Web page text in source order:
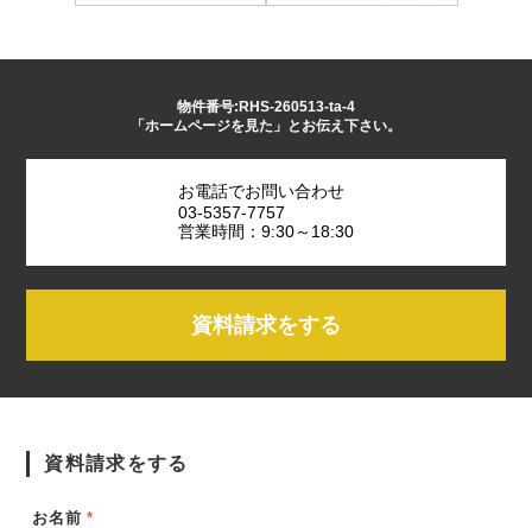
物件番号:RHS-260513-ta-4
「ホームページを見た」とお伝え下さい。
お電話でお問い合わせ
03-5357-7757
営業時間：9:30～18:30
資料請求をする
資料請求をする
お名前 *